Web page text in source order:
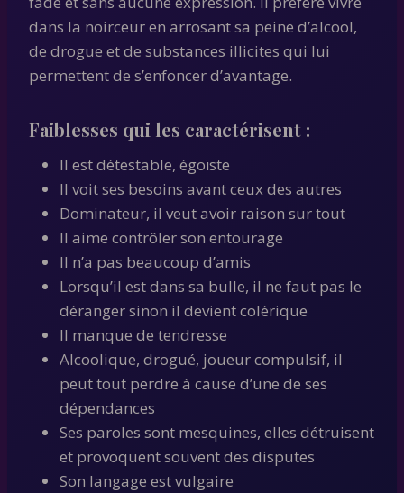
dans la noirceur en arrosant sa peine d’alcool,
de drogue et de substances illicites qui lui
permettent de s’enfoncer d’avantage.
Faiblesses qui les caractérisent :
Il est détestable, égoïste
Il voit ses besoins avant ceux des autres
Dominateur, il veut avoir raison sur tout
Il aime contrôler son entourage
Il n’a pas beaucoup d’amis
Lorsqu’il est dans sa bulle, il ne faut pas le
déranger sinon il devient colérique
Il manque de tendresse
Alcoolique, drogué, joueur compulsif, il
peut tout perdre à cause d’une de ses
dépendances
Ses paroles sont mesquines, elles détruisent
et provoquent souvent des disputes
Son langage est vulgaire